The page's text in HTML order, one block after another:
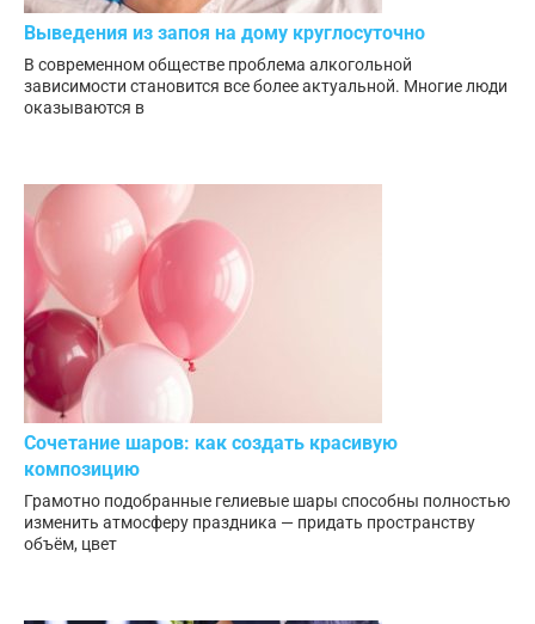
Выведения из запоя на дому круглосуточно
В современном обществе проблема алкогольной
зависимости становится все более актуальной. Многие люди
оказываются в
Сочетание шаров: как создать красивую
композицию
Грамотно подобранные гелиевые шары способны полностью
изменить атмосферу праздника — придать пространству
объём, цвет